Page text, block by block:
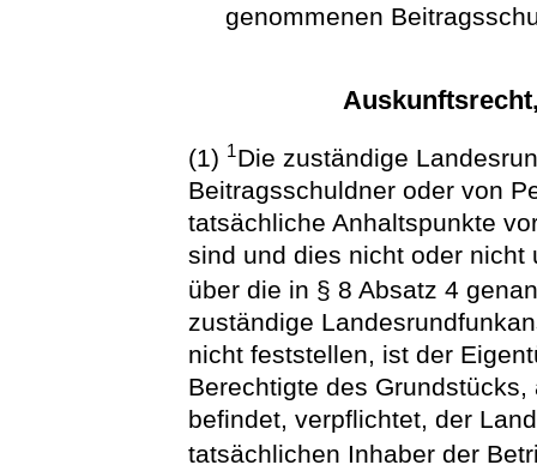
genommenen
(1) 1Die zuständige
Beitragsschuldner oder von
tatsächliche Anhaltspunkte
sind und dies nicht oder nicht
über die in § 8 Absatz 4
zuständige
nicht feststellen, ist der
Berechtigte des
befindet, verpflichtet, der
tatsächlichen Inhaber der